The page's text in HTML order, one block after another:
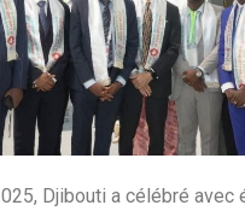
Djibouti a célébré avec